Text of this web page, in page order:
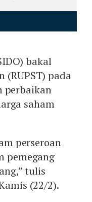
bakal
(RUPST) pada
perbaikan
saham
perseroan
pemegang
tulis
(22/2).